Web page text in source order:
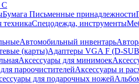
С
Бумага Письменные принадлежности
Спецодежда, инструменты
Автомобильный инвентарь
(карты)Адаптеры VGA F (D-
Аксессуары для минимоек
пароочистителейАксессуары и
для подарочных ножей